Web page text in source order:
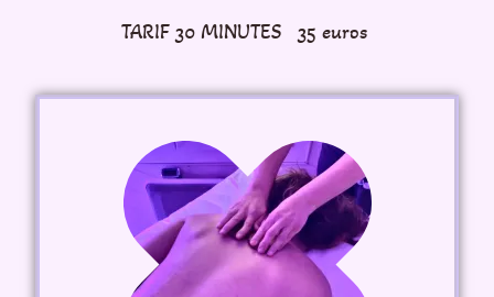
TARIF 30 MINUTES 35 euros